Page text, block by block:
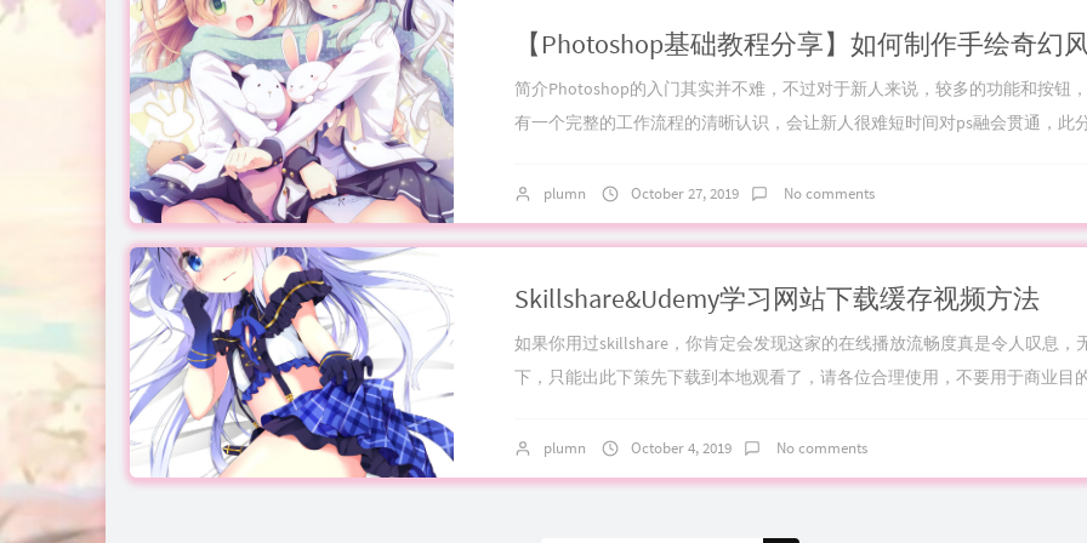
简介Photoshop的入门其实并不难，不过对于新人来说，较多的功能和按钮
有一个完整的工作流程的清晰认识，会让新人很难短时间对ps融会贯通，此
plumn October 27, 2019 No comments
Skillshare&Udemy学习网站下载缓存视频方法
如果你用过skillshare，你肯定会发现这家的在线播放流畅度真是令人叹息，
下，只能出此下策先下载到本地观看了，请各位合理使用，不要用于商业目
plumn October 4, 2019 No comments